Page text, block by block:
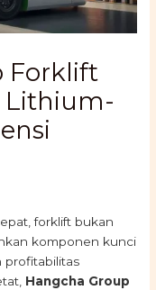
Forklift
Lithium-
forklift bukan
komponen kunci
profitabilitas
Hangcha Group